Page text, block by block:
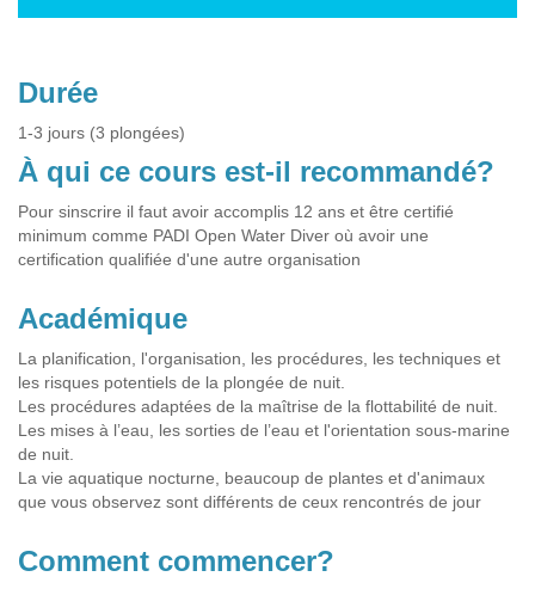
Durée
1-3 jours (3 plongées)
À qui ce cours est-il recommandé?
Pour sinscrire il faut avoir accomplis 12 ans et être certifié
minimum comme PADI Open Water Diver où avoir une
certification qualifiée d'une autre organisation
Académique
La planification, l'organisation, les procédures, les techniques et
les risques potentiels de la plongée de nuit.
Les procédures adaptées de la maîtrise de la flottabilité de nuit.
Les mises à l’eau, les sorties de l’eau et l'orientation sous-marine
de nuit.
La vie aquatique nocturne, beaucoup de plantes et d'animaux
que vous observez sont différents de ceux rencontrés de jour
Comment commencer?